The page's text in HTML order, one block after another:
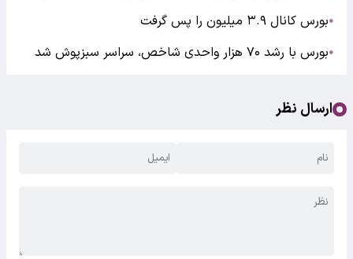
●بورس کانال ۳.۹ میلیون را پس گرفت
●بورس با رشد ۷۰ هزار واحدی شاخص، سراسر سبزپوش شد
ارسال نظر